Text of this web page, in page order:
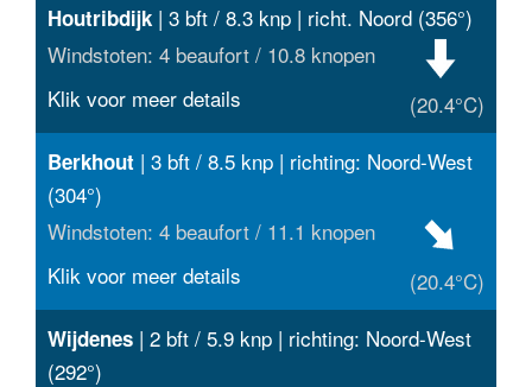
Houtribdijk | 3 bft / 8.3 knp | richt. Noord (356°)
Windstoten: 4 beaufort / 10.8 knopen
(20.4°C)
Klik voor meer details
Berkhout | 3 bft / 8.5 knp | richting: Noord-West
(304°)
Windstoten: 4 beaufort / 11.1 knopen
(20.4°C)
Klik voor meer details
Wijdenes | 2 bft / 5.9 knp | richting: Noord-West
(292°)